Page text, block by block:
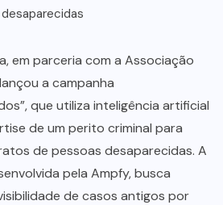
desaparecidas
em parceria com a Associação
a campanha
que utiliza inteligência artificial
de um perito criminal para
de pessoas desaparecidas. A
pela Ampfy, busca
de casos antigos por